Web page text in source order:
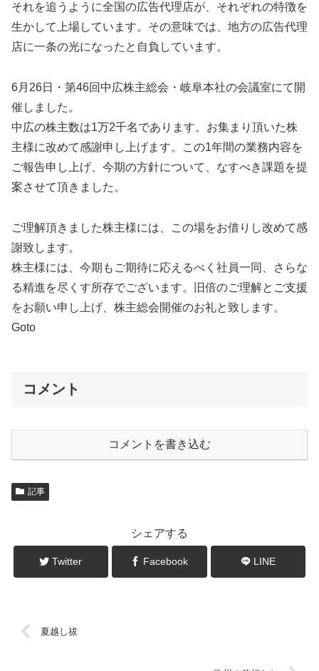
それを追うように全国の広告代理店が、それぞれの特徴を
生かして上場しています。その意味では、地方の広告代理
店に一条の光になったと自負しています。
6月26日・第46回中広株主総会・岐阜本社の会議室にて開
催しました。
中広の株主数は1万2千名であります。お集まり頂いた株
主様に改めて感謝申し上げます。この1年間の業務内容を
ご報告申し上げ、今期の方針について、なすべき課題を提
案させて頂きました。
ご理解頂きました株主様には、この場をお借りし改めて感
謝致します。
株主様には、今期もご期待に応えるべく社員一同、さらな
る精進を尽くす所存でございます。旧倍のご理解とご支援
をお願い申し上げ、株主総会開催のお礼と致します。
Goto
コメント
コメントを書き込む
記事
シェアする
Twitter Facebook LINE
夏越し祓